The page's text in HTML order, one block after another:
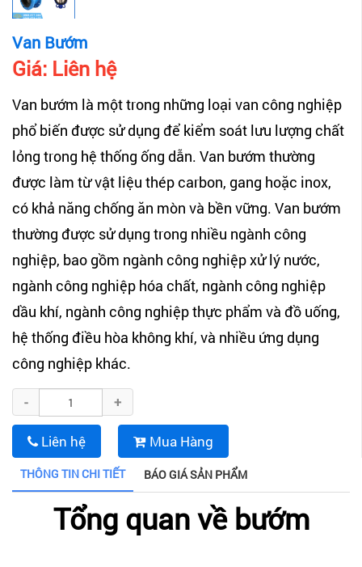
Van Bướm
Giá: Liên hệ
Van bướm là một trong những loại van công nghiệp
phổ biến được sử dụng để kiểm soát lưu lượng chất
lỏng trong hệ thống ống dẫn. Van bướm thường
được làm từ vật liệu thép carbon, gang hoặc inox,
có khả năng chống ăn mòn và bền vững. Van bướm
thường được sử dụng trong nhiều ngành công
nghiệp, bao gồm ngành công nghiệp xử lý nước,
ngành công nghiệp hóa chất, ngành công nghiệp
dầu khí, ngành công nghiệp thực phẩm và đồ uống,
hệ thống điều hòa không khí, và nhiều ứng dụng
công nghiệp khác.
- +
Liên hệ Mua Hàng
THÔNG TIN CHI TIẾT BÁO GIÁ SẢN PHẨM
Tổng quan về bướm